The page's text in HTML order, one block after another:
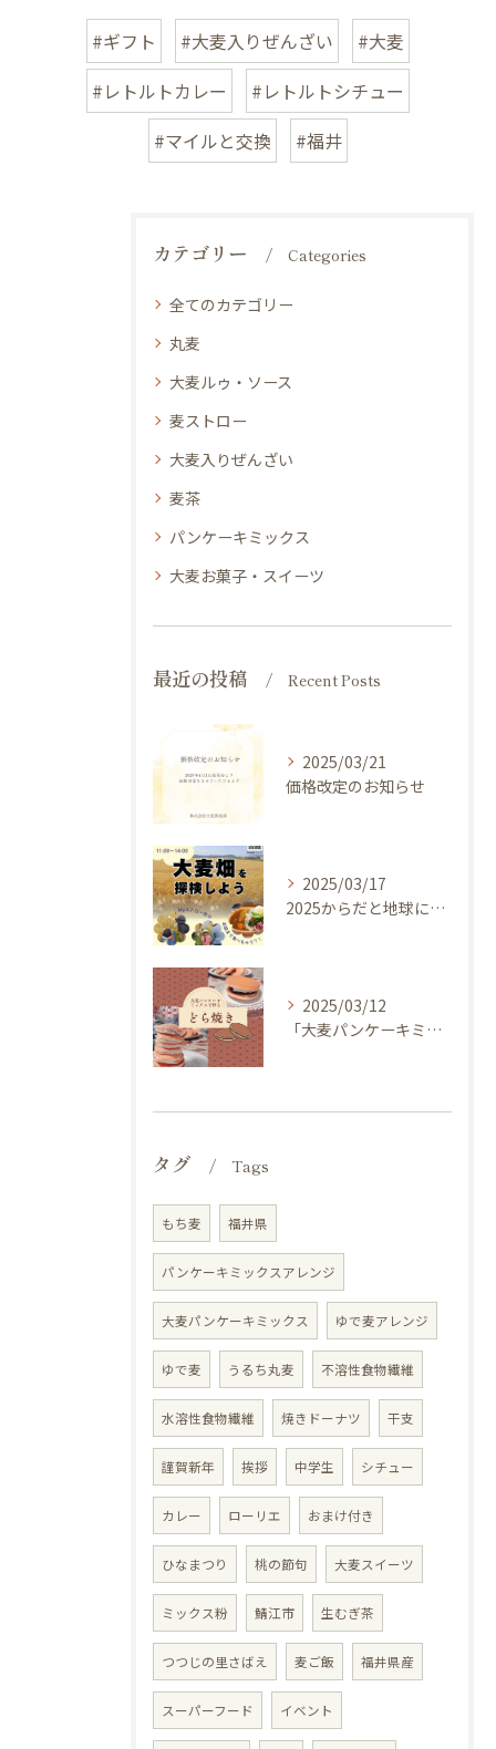
#ギフト #大麦入りぜんざい
#大麦
#レトルトカレー
#レトルトシチュー
#マイルと交換
#福井
カテゴリー Categories
全てのカテゴリー
丸麦
大麦ルゥ・ソース
麦ストロー
大麦入りぜんざい
麦茶
パンケーキミックス
大麦お菓子・スイーツ
最近の投稿 Recent Posts
2025/03/21
価格改定のお知らせ
2025/03/17
2025からだと地球にやさしい大麦de体験しよう ～ 今年のキャッチフレーズは 『大麦畑を探検しよう！』イベントのご案内
2025/03/12
「大麦パンケーキミックス」を使ってどら焼き作ってみませんか？
タグ Tags
もち麦 福井県
パンケーキミックスアレンジ
大麦パンケーキミックス ゆで麦アレンジ
ゆで麦 うるち丸麦 不溶性食物繊維
水溶性食物繊維 焼きドーナツ 干支
謹賀新年 挨拶 中学生 シチュー
カレー ローリエ おまけ付き
ひなまつり 桃の節句 大麦スイーツ
ミックス粉 鯖江市 生むぎ茶
つつじの里さばえ 麦ご飯 福井県産
スーパーフード イベント